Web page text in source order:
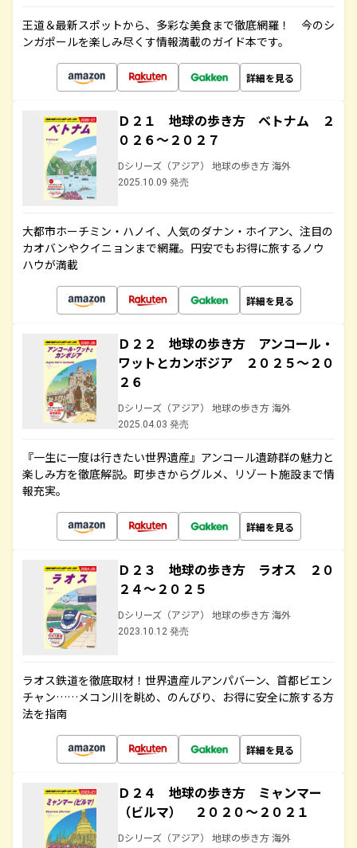
王道＆最新スポットから、多彩な美食まで徹底網羅！ 今のシ
ンガポールを楽しみ尽くす情報満載のガイド本です。
詳細を見る
Ｄ２１ 地球の歩き方 ベトナム ２
０２６～２０２７
Dシリーズ（アジア） 地球の歩き方 海外
2025.10.09 発売
大都市ホーチミン・ハノイ、人気のダナン・ホイアン、注目の
カオバンやクイニョンまで網羅。円安でもお得に旅するノウ
ハウが満載
詳細を見る
Ｄ２２ 地球の歩き方 アンコール・
ワットとカンボジア ２０２５～２０
２６
Dシリーズ（アジア） 地球の歩き方 海外
2025.04.03 発売
『一生に一度は行きたい世界遺産』アンコール遺跡群の魅力と
楽しみ方を徹底解説。町歩きからグルメ、リゾート施設まで情
報充実。
詳細を見る
Ｄ２３ 地球の歩き方 ラオス ２０
２４～２０２５
Dシリーズ（アジア） 地球の歩き方 海外
2023.10.12 発売
ラオス鉄道を徹底取材！世界遺産ルアンパバーン、首都ビエン
チャン……メコン川を眺め、のんびり、お得に安全に旅する方
法を指南
詳細を見る
Ｄ２４ 地球の歩き方 ミャンマー
（ビルマ） ２０２０～２０２１
Dシリーズ（アジア） 地球の歩き方 海外